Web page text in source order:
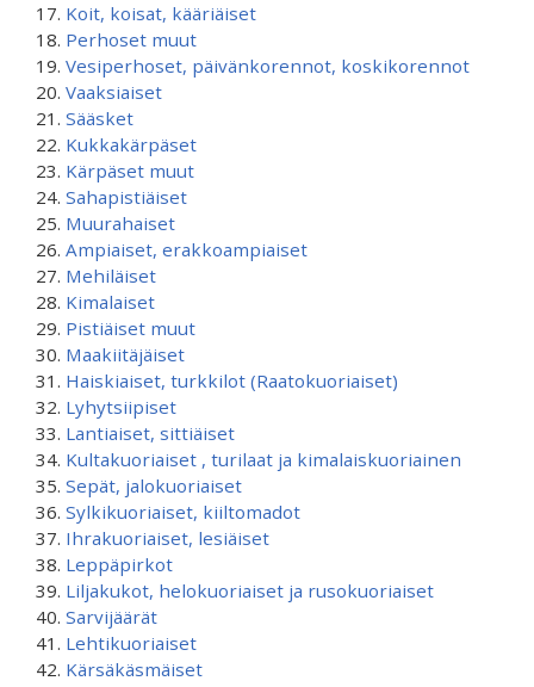
Koit, koisat, kääriäiset
Perhoset muut
Vesiperhoset, päivänkorennot, koskikorennot
Vaaksiaiset
Sääsket
Kukkakärpäset
Kärpäset muut
Sahapistiäiset
Muurahaiset
Ampiaiset, erakkoampiaiset
Mehiläiset
Kimalaiset
Pistiäiset muut
Maakiitäjäiset
Haiskiaiset, turkkilot (Raatokuoriaiset)
Lyhytsiipiset
Lantiaiset, sittiäiset
Kultakuoriaiset , turilaat ja kimalaiskuoriainen
Sepät, jalokuoriaiset
Sylkikuoriaiset, kiiltomadot
Ihrakuoriaiset, lesiäiset
Leppäpirkot
Liljakukot, helokuoriaiset ja rusokuoriaiset
Sarvijäärät
Lehtikuoriaiset
Kärsäkäsmäiset